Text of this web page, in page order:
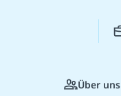
Über uns